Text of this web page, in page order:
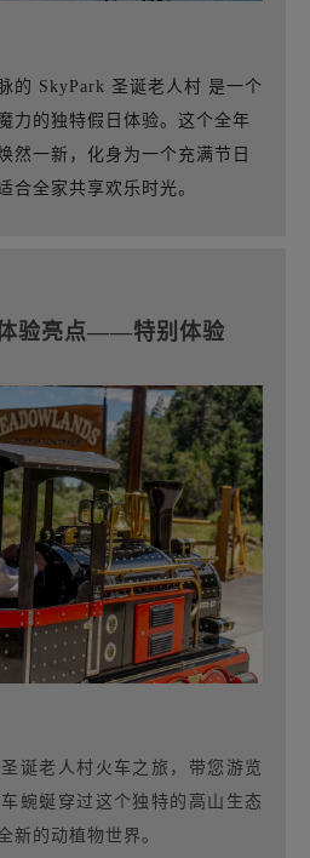
的 SkyPark 圣诞老人村 是一个
力的独特假日体验。 这个全年
然一新，化身为一个充满节日
合全家共享欢乐时光。
验亮点——特别体验
诞老人村火车之旅，带您游览
蜿蜒穿过这个独特的高山生态
新的动植物世界。